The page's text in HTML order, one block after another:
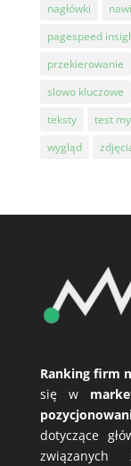
nagłówki
pagespeed
przekierowanie
slowo kluczowe
teksty
test
wygląd
Ranking firm
się w
dotyczące